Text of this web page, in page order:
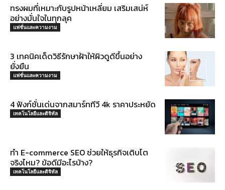
ทรงผมที่เหมาะกับรูปหน้าเหลี่ยม เสริมเสน่ห์
อย่างมั่นใจในทุกลุค
แฟชั่นและความงาม
3 เทคนิคเด็ดวิธีรักษาฝ้าให้ผิวดูดีขึ้นอย่าง
ยั่งยืน
แฟชั่นและความงาม
4 ฟังก์ชั่นเด่นจากสมาร์ททีวี 4k ราคาประหยัด
เทคโนโลยีและดิจิทัล
ทำ E-commerce SEO ช่วยให้ธุรกิจเติบโต
จริงไหม? ข้อดีมีอะไรบ้าง?
เทคโนโลยีและดิจิทัล